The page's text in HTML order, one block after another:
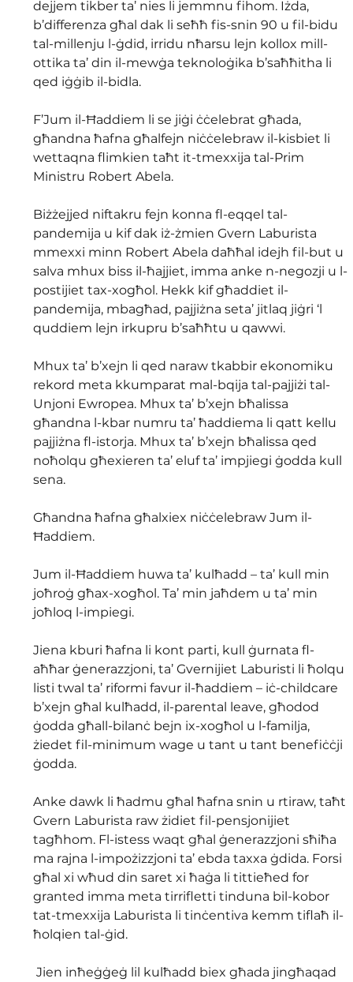
dejjem tikber ta’ nies li jemmnu fihom. Iżda,
b’differenza għal dak li seħħ fis-snin 90 u fil-bidu
tal-millenju l-ġdid, irridu nħarsu lejn kollox mill-
ottika ta’ din il-mewġa teknoloġika b’saħħitha li
qed iġġib il-bidla.
F’Jum il-Ħaddiem li se jiġi ċċelebrat għada,
għandna ħafna għalfejn niċċelebraw il-kisbiet li
wettaqna flimkien taħt it-tmexxija tal-Prim
Ministru Robert Abela.
Biżżejjed niftakru fejn konna fl-eqqel tal-
pandemija u kif dak iż-żmien Gvern Laburista
mmexxi minn Robert Abela daħħal idejh fil-but u
salva mhux biss il-ħajjiet, imma anke n-negozji u l-
postijiet tax-xogħol. Hekk kif għaddiet il-
pandemija, mbagħad, pajjiżna seta’ jitlaq jiġri ‘l
quddiem lejn irkupru b’saħħtu u qawwi.
Mhux ta’ b’xejn li qed naraw tkabbir ekonomiku
rekord meta kkumparat mal-bqija tal-pajjiżi tal-
Unjoni Ewropea. Mhux ta’ b’xejn bħalissa
għandna l-kbar numru ta’ ħaddiema li qatt kellu
pajjiżna fl-istorja. Mhux ta’ b’xejn bħalissa qed
noħolqu għexieren ta’ eluf ta’ impjiegi ġodda kull
sena.
Għandna ħafna għalxiex niċċelebraw Jum il-
Ħaddiem.
Jum il-Ħaddiem huwa ta’ kulħadd – ta’ kull min
joħroġ għax-xogħol. Ta’ min jaħdem u ta’ min
joħloq l-impiegi.
Jiena kburi ħafna li kont parti, kull ġurnata fl-
aħħar ġenerazzjoni, ta’ Gvernijiet Laburisti li ħolqu
listi twal ta’ riformi favur il-ħaddiem – iċ-childcare
b’xejn għal kulħadd, il-parental leave, għodod
ġodda għall-bilanċ bejn ix-xogħol u l-familja,
żiedet fil-minimum wage u tant u tant benefiċċji
ġodda.
Anke dawk li ħadmu għal ħafna snin u rtiraw, taħt
Gvern Laburista raw żidiet fil-pensjonijiet
tagħhom. Fl-istess waqt għal ġenerazzjoni sħiħa
ma rajna l-impożizzjoni ta’ ebda taxxa ġdida. Forsi
għal xi wħud din saret xi ħaġa li tittieħed for
granted imma meta tirrifletti tinduna bil-kobor
tat-tmexxija Laburista li tinċentiva kemm tiflaħ il-
ħolqien tal-ġid.
Jien inħeġġeġ lil kulħadd biex għada jingħaqad